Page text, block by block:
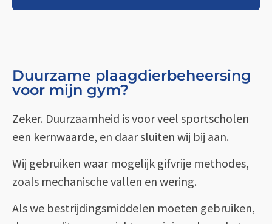
Duurzame plaagdierbeheersing
voor mijn gym?
Zeker. Duurzaamheid is voor veel sportscholen
een kernwaarde, en daar sluiten wij bij aan.
Wij gebruiken waar mogelijk gifvrije methodes,
zoals mechanische vallen en wering.
Als we bestrijdingsmiddelen moeten gebruiken,